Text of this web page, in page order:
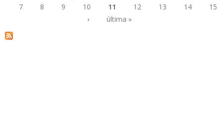
Páginas
7
8 9 10 11 12 13 14
15
›
última »